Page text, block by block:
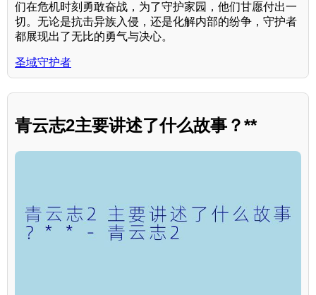
们在危机时刻勇敢奋战，为了守护家园，他们甘愿付出一
切。无论是抗击异族入侵，还是化解内部的纷争，守护者
都展现出了无比的勇气与决心。
圣域守护者
青云志2主要讲述了什么故事？**